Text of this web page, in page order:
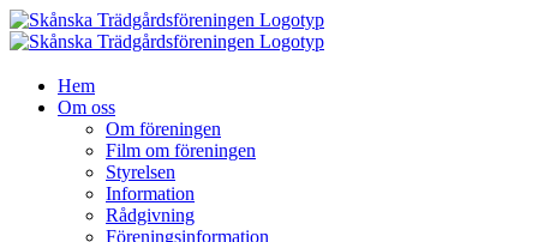
Fortsätt
till
Hem
Om oss
Om föreningen
Film om föreningen
Styrelsen
Information
Rådgivning
Föreningsinformation